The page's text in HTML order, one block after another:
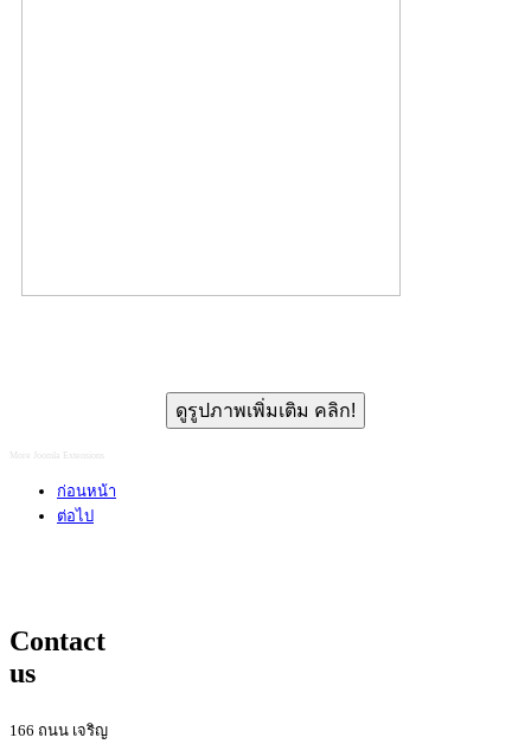
ดูรูปภาพเพิ่มเติม คลิก!
More Joomla Extensions
ก่อนหน้า
ต่อไป
Contact
us
166 ถนน เจริญ